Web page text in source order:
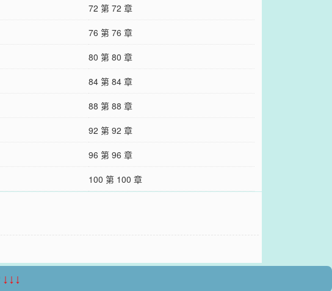
72 第 72 章
76 第 76 章
80 第 80 章
84 第 84 章
88 第 88 章
92 第 92 章
96 第 96 章
100 第 100 章
↓↓↓